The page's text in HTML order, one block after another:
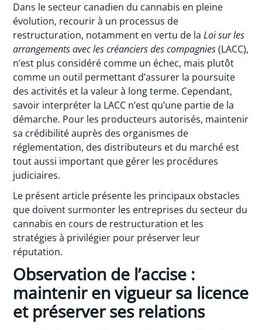
Dans le secteur canadien du cannabis en pleine
évolution, recourir à un processus de
restructuration, notamment en vertu de laLoi sur les
arrangements avec les créanciers des compagnies(LACC),
n’est plus considéré comme un échec, mais plutôt
comme un outil permettant d’assurer la poursuite
des activités et la valeur à long terme. Cependant,
savoir interpréter la LACC n’est qu’une partie de la
démarche. Pour les producteurs autorisés, maintenir
sa crédibilité auprès des organismes de
réglementation, des distributeurs et du marché est
tout aussi important que gérer les procédures
judiciaires.
Le présent article présente les principaux obstacles
que doivent surmonter les entreprises du secteur du
cannabis en cours de restructuration et les
stratégies à privilégier pour préserver leur
réputation.
Observation de l’accise :
maintenir en vigueur sa licence
et préserver ses relations